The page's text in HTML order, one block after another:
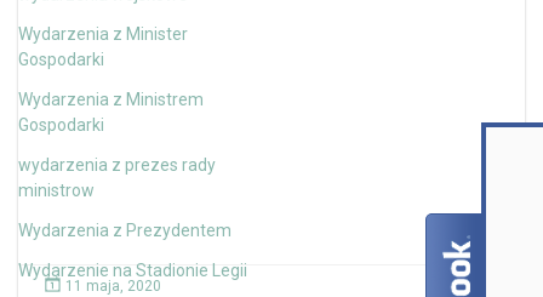
Wydarzenia z Minister
Gospodarki
Wydarzenia z Ministrem
Gospodarki
wydarzenia z prezes rady
ministrow
Wydarzenia z Prezydentem
Wydarzenie na Stadionie Legii
11 maja, 2020